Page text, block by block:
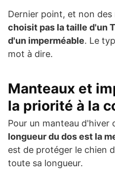
Dernier point, et non des
choisit pas la taille d'un
d'un imperméable. Le
mot à dire.
Manteaux et
la priorité à la
Pour un manteau d'hiver
longueur du dos est la
est de protéger le chien
toute sa longueur.